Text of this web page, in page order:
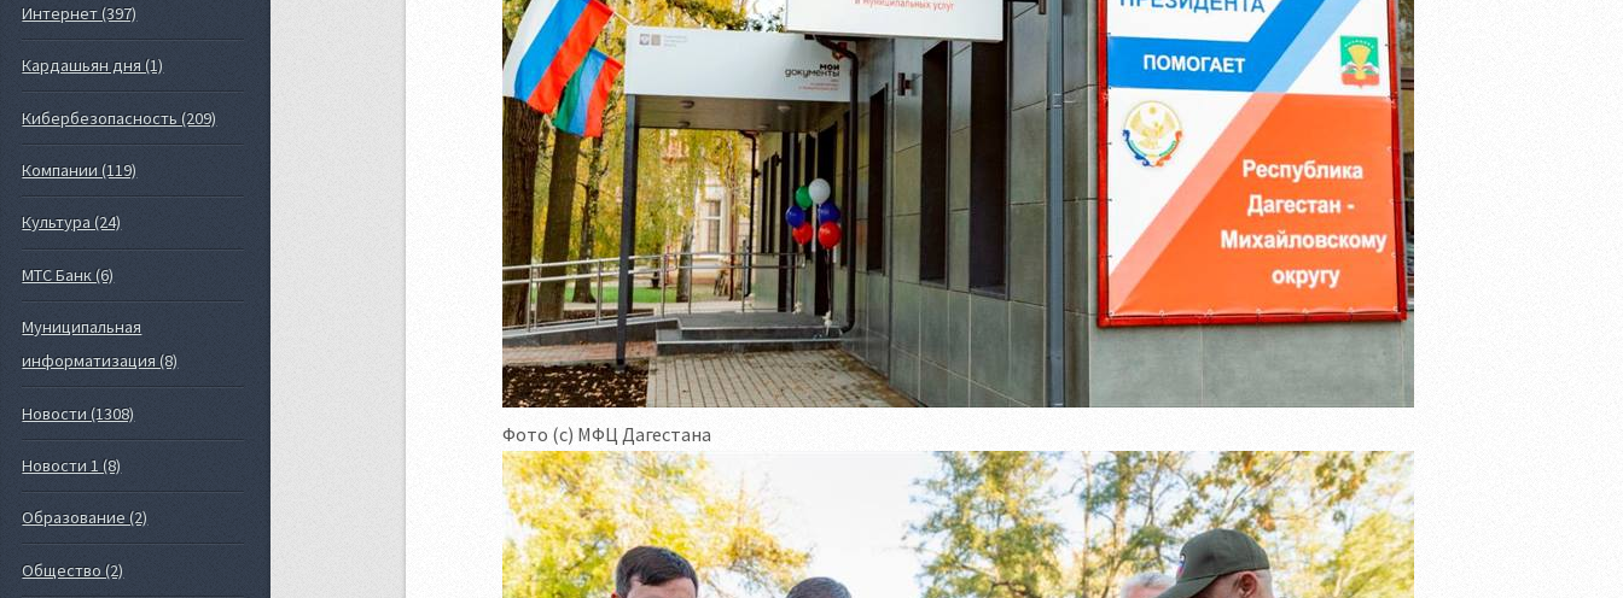
Интернет (397)
Кардашьян дня (1)
Кибербезопасность (209)
Компании (119)
Культура (24)
МТС Банк (6)
Муниципальная
информатизация (8)
Новости (1308)
Новости 1 (8)
Образование (2)
Общество (2)
Фото (с) МФЦ Дагестана